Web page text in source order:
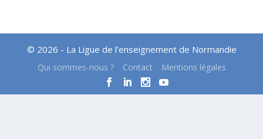
© 2026 - La Ligue de l’enseignement de Normandie
Qui sommes-nous ? Contact Mentions légales